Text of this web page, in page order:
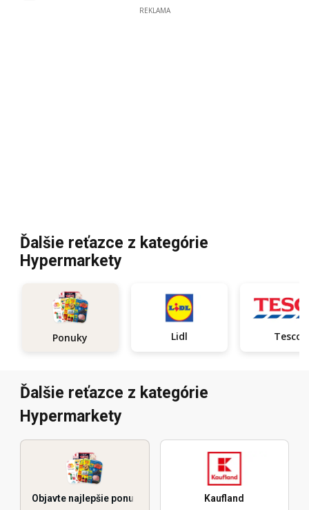
REKLAMA
Ďalšie reťazce z kategórie
Hypermarkety
Ponuky Lidl Tesco
Ďalšie reťazce z kategórie
Hypermarkety
Objavte najlepšie ponuky Kaufland